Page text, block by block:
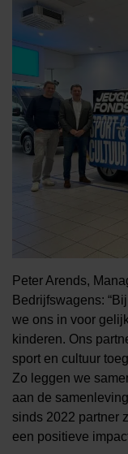
Peter Arends,
Bedrijfswagens: “
we ons in voor
kinderen. Ons
sport en cultuur
Zo leggen we
aan de
sinds 2022 partner
een positieve